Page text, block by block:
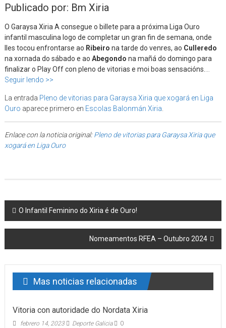
Publicado por: Bm Xiria
O Garaysa Xiria A consegue o billete para a próxima Liga Ouro
infantil masculina logo de completar un gran fin de semana, onde
lles tocou enfrontarse ao Ribeiro na tarde do venres, ao Culleredo
na xornada do sábado e ao Abegondo na mañá do domingo para
finalizar o Play Off con pleno de vitorias e moi boas sensacións.…
Seguir lendo >>
La entrada Pleno de vitorias para Garaysa Xiria que xogará en Liga
Ouro aparece primero en Escolas Balonmán Xiria.
Enlace con la noticia original:Pleno de vitorias para Garaysa Xiria que
xogará en Liga Ouro
Post navigation
O Infantil Feminino do Xiria é de Ouro!
Nomeamentos RFEA – Outubro 2024
Mas noticias relacionadas
Vitoria con autoridade do Nordata Xiria
febrero 14, 2023 Deporte Galicia 0